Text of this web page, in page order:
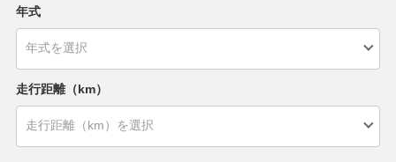
年式
走行距離（km）